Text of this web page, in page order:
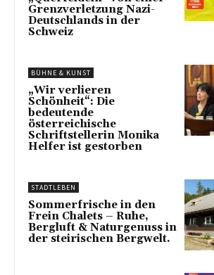
Grenzverletzung Nazi-
Deutschlands in der
Schweiz
BÜHNE & KUNST
„Wir verlieren
Schönheit“: Die
bedeutende
österreichische
Schriftstellerin Monika
Helfer ist gestorben
STADTLEBEN
Sommerfrische in den
Frein Chalets – Ruhe,
Bergluft & Naturgenuss in
der steirischen Bergwelt.